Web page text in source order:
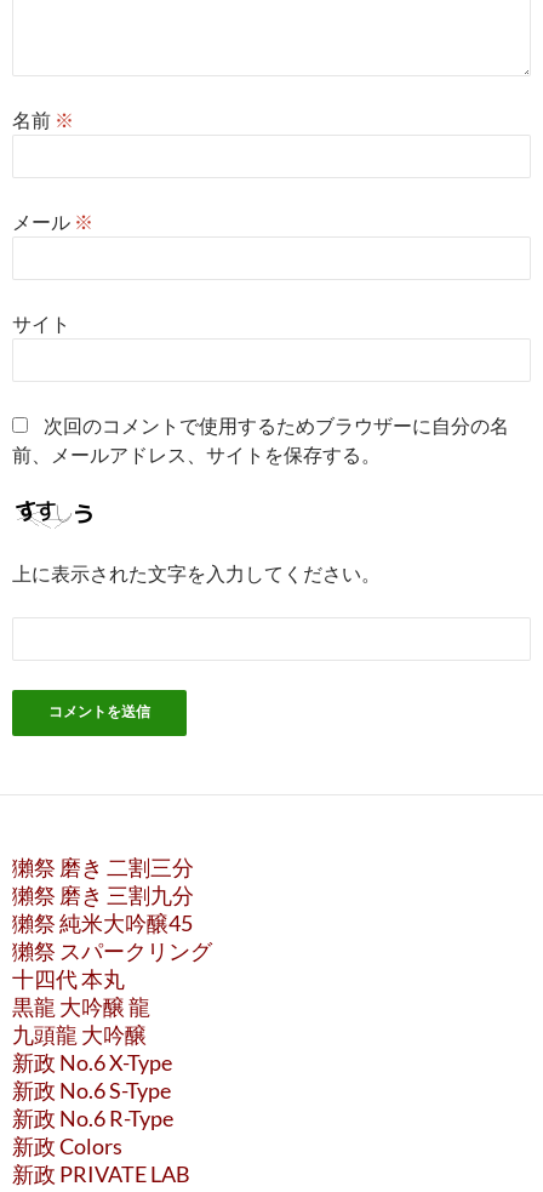
名前 ※
メール ※
サイト
次回のコメントで使用するためブラウザーに自分の名
前、メールアドレス、サイトを保存する。
上に表示された文字を入力してください。
獺祭 磨き 二割三分
獺祭 磨き 三割九分
獺祭 純米大吟醸45
獺祭 スパークリング
十四代 本丸
黒龍 大吟醸 龍
九頭龍 大吟醸
新政 No.6 X-Type
新政 No.6 S-Type
新政 No.6 R-Type
新政 Colors
新政 PRIVATE LAB